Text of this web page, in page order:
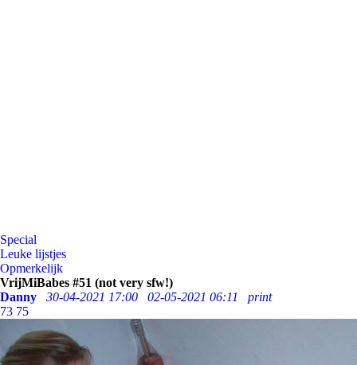
Special
Leuke lijstjes
Opmerkelijk
VrijMiBabes #51 (not very sfw!)
Danny
30-04-2021 17:00 02-05-2021 06:11
print
73 75